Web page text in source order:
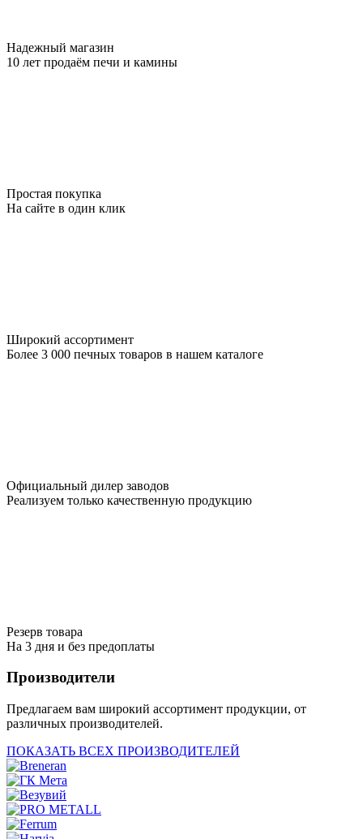
Надежный магазин
10 лет продаём печи и камины
Простая покупка
На сайте в один клик
Широкий ассортимент
Более 3 000 печных товаров в нашем каталоге
Официальный дилер заводов
Реализуем только качественную продукцию
Резерв товара
На 3 дня и без предоплаты
Производители
Предлагаем вам широкий ассортимент продукции, от
различных производителей.
ПОКАЗАТЬ ВСЕХ ПРОИЗВОДИТЕЛЕЙ